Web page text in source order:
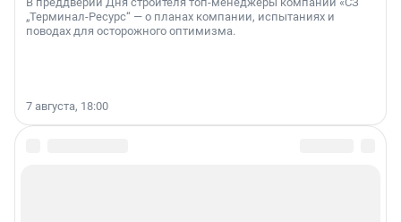
„Терминал-Ресурс“ — о планах компании, испытаниях и
поводах для осторожного оптимизма.
7 августа, 18:00